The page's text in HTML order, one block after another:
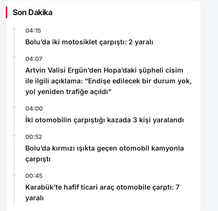
Son Dakika
04:15
Bolu’da iki motosiklet çarpıştı: 2 yaralı
04:07
Artvin Valisi Ergün’den Hopa’daki şüpheli cisim
ile ilgili açıklama: “Endişe edilecek bir durum yok,
yol yeniden trafiğe açıldı”
04:00
İki otomobilin çarpıştığı kazada 3 kişi yaralandı
00:52
Bolu’da kırmızı ışıkta geçen otomobil kamyonla
çarpıştı
00:45
Karabük’te hafif ticari araç otomobile çarptı: 7
yaralı